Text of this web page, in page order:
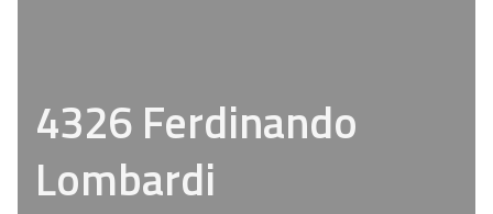
4326 Ferdinando
Lombardi